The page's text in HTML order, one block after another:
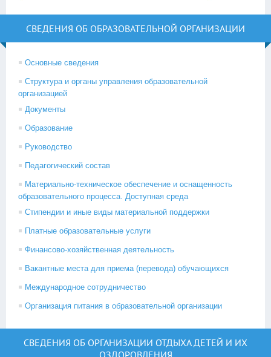
СВЕДЕНИЯ ОБ ОБРАЗОВАТЕЛЬНОЙ ОРГАНИЗАЦИИ
Основные сведения
Структура и органы управления образовательной
организацией
Документы
Образование
Руководство
Педагогический состав
Материально-техническое обеспечение и оснащенность
образовательного процесса. Доступная среда
Стипендии и иные виды материальной поддержки
Платные образовательные услуги
Финансово-хозяйственная деятельность
Вакантные места для приема (перевода) обучающихся
Международное сотрудничество
Организация питания в образовательной организации
СВЕДЕНИЯ ОБ ОРГАНИЗАЦИИ ОТДЫХА ДЕТЕЙ И ИХ
ОЗДОРОВЛЕНИЯ